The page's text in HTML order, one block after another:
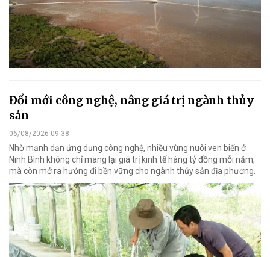
Đổi mới công nghệ, nâng giá trị ngành thủy
sản
06/08/2026 09:38
Nhờ mạnh dạn ứng dụng công nghệ, nhiều vùng nuôi ven biển ở
Ninh Bình không chỉ mang lại giá trị kinh tế hàng tỷ đồng mỗi năm,
mà còn mở ra hướng đi bền vững cho ngành thủy sản địa phương.